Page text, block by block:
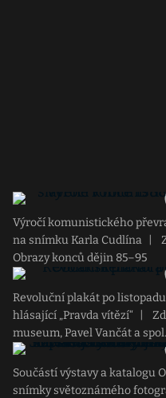
Výročí komunistického
na snímku Karla Cudlína
Obrazy konců dějin 85–95
Revoluční plakát po
hlásající „Pravda vítězí“
museum, Pavel Vančát a
Součástí výstavy a katalogu
snímky světoznámého